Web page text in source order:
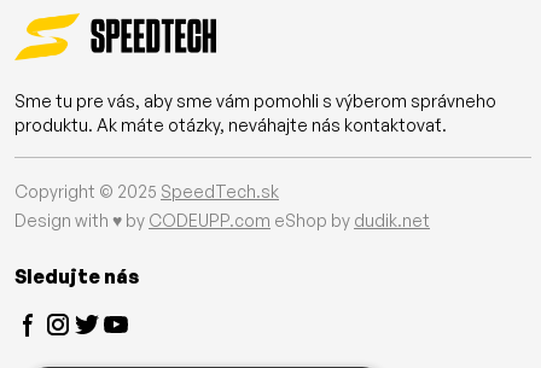
Sme tu pre vás, aby sme vám pomohli s výberom správneho
produktu. Ak máte otázky, neváhajte nás kontaktovať.
Copyright © 2025 SpeedTech.sk
Design with ♥ by CODEUPP.com eShop by dudik.net
Sledujte nás